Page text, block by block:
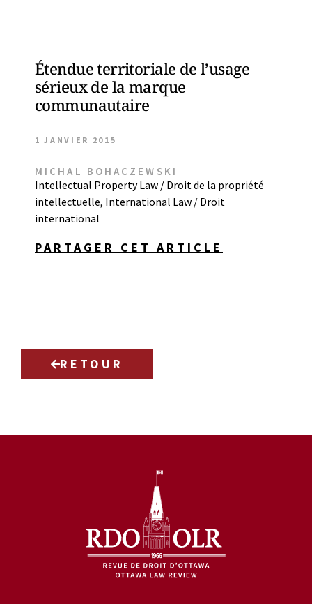
Étendue territoriale de l’usage
sérieux de la marque
communautaire
1 JANVIER 2015
MICHAL BOHACZEWSKI
Intellectual Property Law / Droit de la propriété
intellectuelle, International Law / Droit
international
PARTAGER CET ARTICLE
RETOUR